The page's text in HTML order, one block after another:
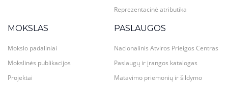
Reprezentacinė atributika
MOKSLAS
Mokslo padaliniai
Mokslinės publikacijos
Projektai
PASLAUGOS
Nacionalinis Atviros Prieigos Centras
Paslaugų ir įrangos katalogas
Matavimo priemonių ir šildymo